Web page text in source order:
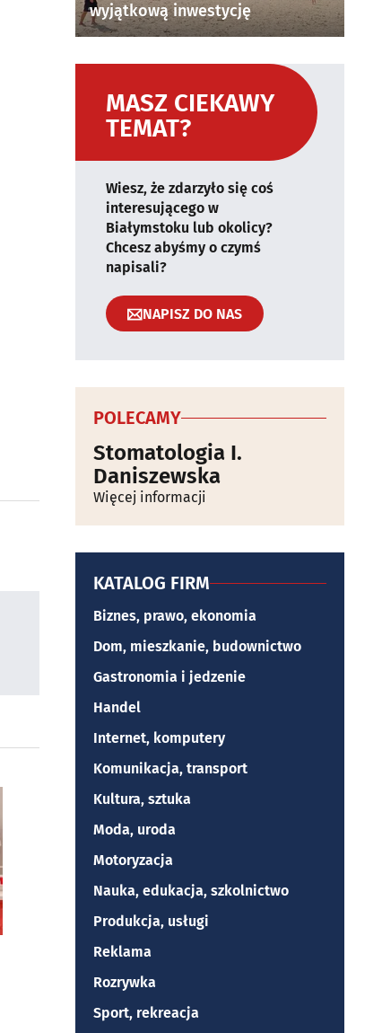
wyjątkową inwestycję
MASZ CIEKAWY
TEMAT?
Wiesz, że zdarzyło się coś
interesującego w
Białymstoku lub okolicy?
Chcesz abyśmy o czymś
napisali?
NAPISZ DO NAS
POLECAMY
Stomatologia I.
Daniszewska
Więcej informacji
KATALOG FIRM
Biznes, prawo, ekonomia
Dom, mieszkanie, budownictwo
Gastronomia i jedzenie
Handel
Internet, komputery
Komunikacja, transport
Kultura, sztuka
Moda, uroda
Motoryzacja
Nauka, edukacja, szkolnictwo
Produkcja, usługi
Reklama
Rozrywka
Sport, rekreacja